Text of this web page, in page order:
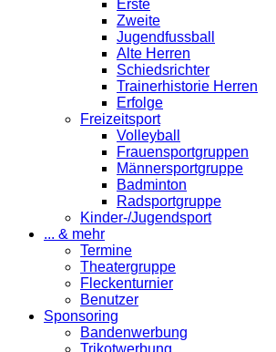
Erste
Zweite
Jugendfussball
Alte Herren
Schiedsrichter
Trainerhistorie Herren
Erfolge
Freizeitsport
Volleyball
Frauensportgruppen
Männersportgruppe
Badminton
Radsportgruppe
Kinder-/Jugendsport
... & mehr
Termine
Theatergruppe
Fleckenturnier
Benutzer
Sponsoring
Bandenwerbung
Trikotwerbung